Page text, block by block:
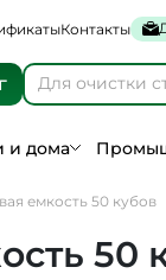
Контакты
и дома
емкость 50 кубов
50